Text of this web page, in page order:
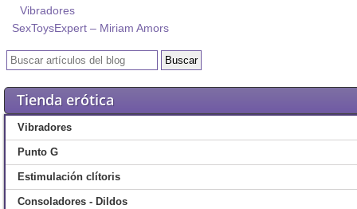
Vibradores
SexToysExpert – Miriam Amors
Tienda erótica
Vibradores
Punto G
Estimulación clítoris
Consoladores - Dildos